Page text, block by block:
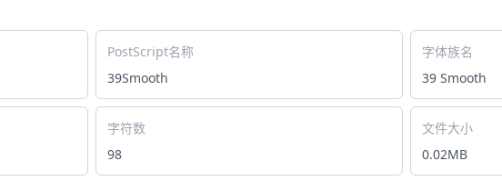
PostScript名称
39Smooth
字体族名
39 Smooth
字符数
98
文件大小
0.02MB